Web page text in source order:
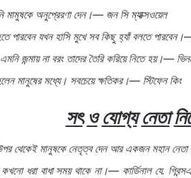
মামুষকে অনুপ্রেরণা দেন।— জন সি ম্যাক্সওয়েল
পারবেন যখন হাসি মুখে সব কিছু হ্যাঁ বলতে পারবেন।
এমনি জন্মায় না বরং তাদের তৈরি করিয়ে নিতে হয়।—
মানুষের মধ্যে। সবচেয়ে ক্ষতিকর।— স্টিফেন কিং
সৎ ও যোগ্য নেতা
থেকেই মানুষকে নেতৃত্ব দেন আর একজন মহান নেতা
কখনো ধরা বাধা সময় থাকে না।— কার্ডিনাল যে.